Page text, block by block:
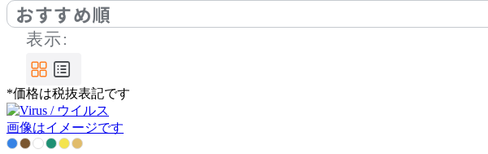
HAY
ヘイ
highcollar
おすすめ順
表示:
*価格は税抜表記です
画像はイメージです